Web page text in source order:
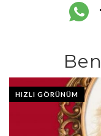
HIZLI GÖRÜNÜM